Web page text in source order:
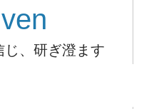
じ、研ぎ澄ます